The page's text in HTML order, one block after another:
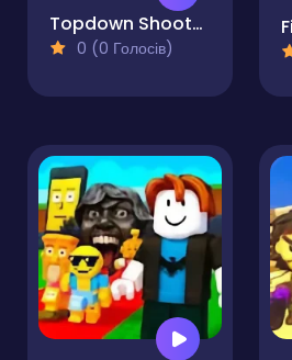
Topdown Shooter Game
0 (0 Голосів)